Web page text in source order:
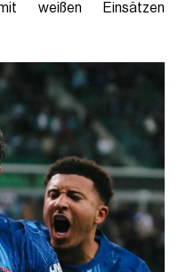
weißen Einsätzen